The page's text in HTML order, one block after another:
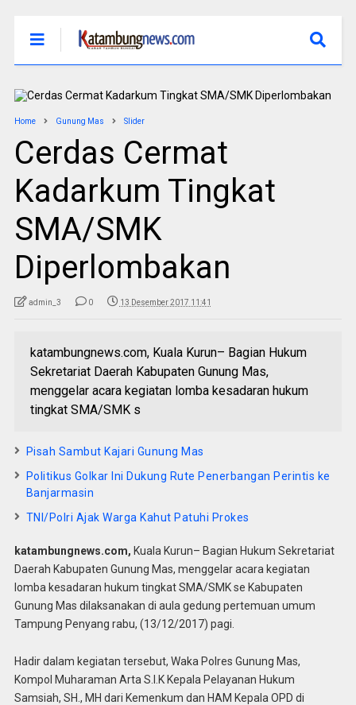
Home Gunung Mas Slider
Cerdas Cermat
Kadarkum Tingkat
SMA/SMK
Diperlombakan
admin_3 0 13 Desember 2017 11:41
katambungnews.com, Kuala Kurun– Bagian Hukum
Sekretariat Daerah Kabupaten Gunung Mas,
menggelar acara kegiatan lomba kesadaran hukum
tingkat SMA/SMK s
Pisah Sambut Kajari Gunung Mas
Politikus Golkar Ini Dukung Rute Penerbangan Perintis ke
Banjarmasin
TNI/Polri Ajak Warga Kahut Patuhi Prokes
katambungnews.com, Kuala Kurun– Bagian Hukum Sekretariat
Daerah Kabupaten Gunung Mas, menggelar acara kegiatan
lomba kesadaran hukum tingkat SMA/SMK se Kabupaten
Gunung Mas dilaksanakan di aula gedung pertemuan umum
Tampung Penyang rabu, (13/12/2017) pagi.
Hadir dalam kegiatan tersebut, Waka Polres Gunung Mas,
Kompol Muharaman Arta S.I.K Kepala Pelayanan Hukum
Samsiah, SH., MH dari Kemenkum dan HAM Kepala OPD di